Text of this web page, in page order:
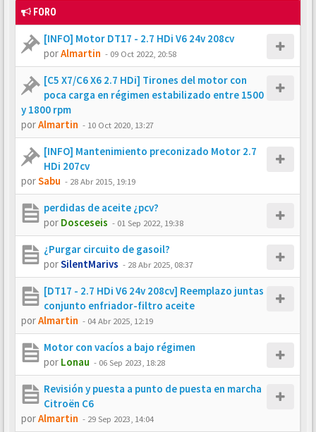
FORO
[INFO] Motor DT17 - 2.7 HDi V6 24v 208cv
porAlmartin - 09 Oct 2022, 20:58
[C5 X7/C6 X6 2.7 HDi] Tirones del motor con
poca carga en régimen estabilizado entre 1500
y 1800 rpm
porAlmartin - 10 Oct 2020, 13:27
[INFO] Mantenimiento preconizado Motor 2.7
HDi 207cv
porSabu - 28 Abr 2015, 19:19
perdidas de aceite ¿pcv?
por Dosceseis - 01 Sep 2022, 19:38
¿Purgar circuito de gasoil?
porSilentMarivs - 28 Abr 2025, 08:37
[DT17 - 2.7 HDi V6 24v 208cv] Reemplazo juntas
conjunto enfriador-filtro aceite
porAlmartin - 04 Abr 2025, 12:19
Motor con vacíos a bajo régimen
por Lonau - 06 Sep 2023, 18:28
Revisión y puesta a punto de puesta en marcha
Citroën C6
porAlmartin - 29 Sep 2023, 14:04